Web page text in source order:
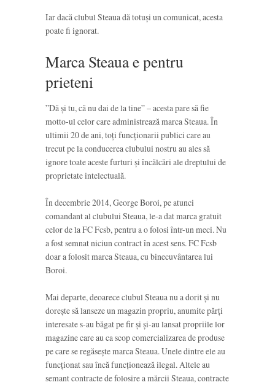
Iar dacă clubul Steaua dă totuși un comunicat, acesta
poate fi ignorat.
Marca Steaua e pentru
prieteni
”Dă și tu, că nu dai de la tine” – acesta pare să fie
motto-ul celor care administrează marca Steaua. În
ultimii 20 de ani, toți funcționarii publici care au
trecut pe la conducerea clubului nostru au ales să
ignore toate aceste furturi și încălcări ale dreptului de
proprietate intelectuală.
În decembrie 2014, George Boroi, pe atunci
comandant al clubului Steaua, le-a dat marca gratuit
celor de la FC Fcsb, pentru a o folosi într-un meci. Nu
a fost semnat niciun contract în acest sens. FC Fcsb
doar a folosit marca Steaua, cu binecuvântarea lui
Boroi.
Mai departe, deoarece clubul Steaua nu a dorit și nu
dorește să lanseze un magazin propriu, anumite părți
interesate s-au băgat pe fir și și-au lansat propriile lor
magazine care au ca scop comercializarea de produse
pe care se regăsește marca Steaua. Unele dintre ele au
funcționat sau încă funcționează ilegal. Altele au
semant contracte de folosire a mărcii Steaua, contracte